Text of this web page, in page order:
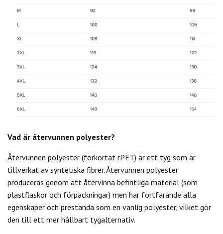
Vad är återvunnen polyester?
Återvunnen polyester (förkortat rPET) är ett tyg som är
tillverkat av syntetiska fibrer. Återvunnen polyester
produceras genom att återvinna befintliga material (som
plastflaskor och förpackningar) men har fortfarande alla
egenskaper och prestanda som en vanlig polyester, vilket gör
den till ett mer hållbart tygalternativ.